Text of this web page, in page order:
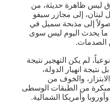
ليس ظاهرة حديثة، من
وجبل لبنان، إلى مجازر سيفو
وصولاً إلى مذبحة سميل في
ــ يتضح أن ما يحدث اليوم ليس سوى
الصدمات.
تحولاً نوعياً، لم يكن التهجير نتيجة
انهيار الدولة،
والخوف من
مبكرة من الطبقات الوسطى
وأمريكا الشمالية.